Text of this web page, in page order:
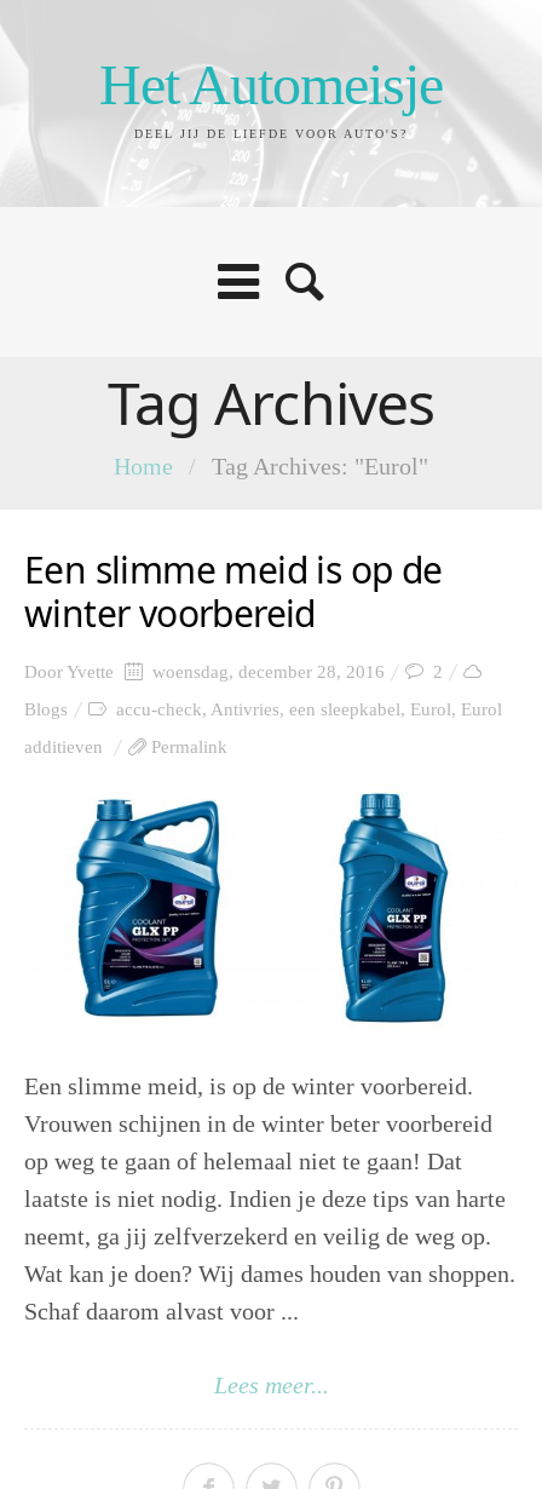
Het Automeisje
DEEL JIJ DE LIEFDE VOOR AUTO'S?
Tag Archives
Home / Tag Archives: "Eurol"
Een slimme meid is op de
winter voorbereid
DoorYvette woensdag, december 28, 2016
2
Blogs
accu-check, Antivries, een sleepkabel, Eurol, Eurol
additieven
Permalink
Een slimme meid, is op de winter voorbereid.
Vrouwen schijnen in de winter beter voorbereid
op weg te gaan of helemaal niet te gaan! Dat
laatste is niet nodig. Indien je deze tips van harte
neemt, ga jij zelfverzekerd en veilig de weg op.
Wat kan je doen? Wij dames houden van shoppen.
Schaf daarom alvast voor ...
Lees meer...